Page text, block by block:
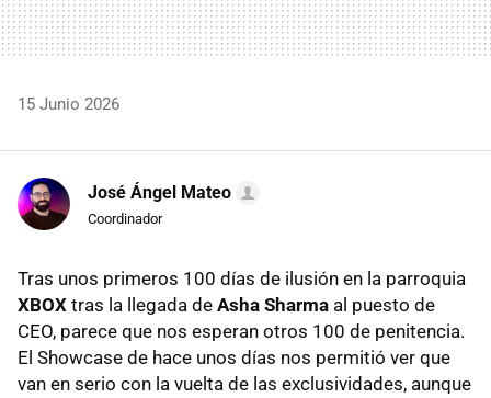
15 Junio 2026
José Ángel Mateo
Coordinador
Tras unos primeros 100 días de ilusión en la parroquia
XBOX tras la llegada de Asha Sharma al puesto de
CEO, parece que nos esperan otros 100 de penitencia.
El Showcase de hace unos días nos permitió ver que
van en serio con la vuelta de las exclusividades, aunque